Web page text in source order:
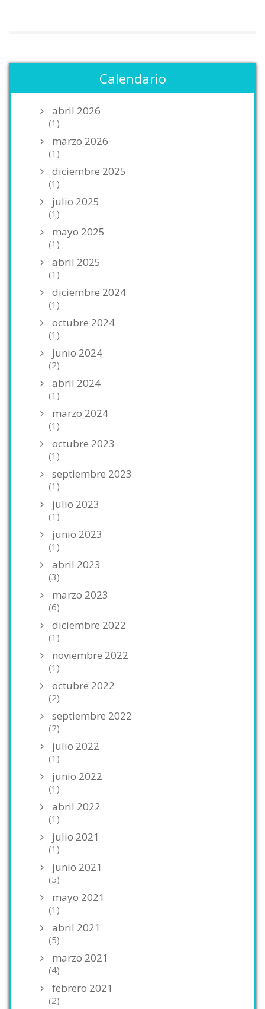
Calendario
abril 2026
(1)
marzo 2026
(1)
diciembre 2025
(1)
julio 2025
(1)
mayo 2025
(1)
abril 2025
(1)
diciembre 2024
(1)
octubre 2024
(1)
junio 2024
(2)
abril 2024
(1)
marzo 2024
(1)
octubre 2023
(1)
septiembre 2023
(1)
julio 2023
(1)
junio 2023
(1)
abril 2023
(3)
marzo 2023
(6)
diciembre 2022
(1)
noviembre 2022
(1)
octubre 2022
(2)
septiembre 2022
(2)
julio 2022
(1)
junio 2022
(1)
abril 2022
(1)
julio 2021
(1)
junio 2021
(5)
mayo 2021
(1)
abril 2021
(5)
marzo 2021
(4)
febrero 2021
(2)